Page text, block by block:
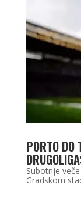
PORTO DO
Subotnje
Gradskom